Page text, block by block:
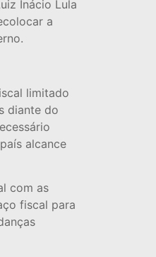
Inácio Lula
a
limitado
diante do
alcance
com as
fiscal para